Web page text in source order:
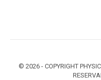
© 2026 - COPYRIGHT